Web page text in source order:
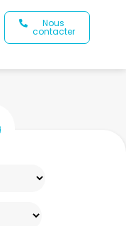
Nous
contacter